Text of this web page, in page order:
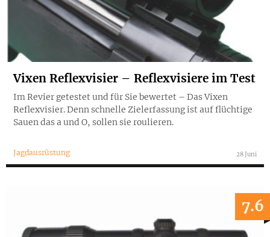
Vixen Reflexvisier – Reflexvisiere im Test
Im Revier getestet und für Sie bewertet – Das Vixen
Reflexvisier. Denn schnelle Zielerfassung ist auf flüchtige
Sauen das a und O, sollen sie roulieren.
Jagdausrüstung 28 Juni
7.6